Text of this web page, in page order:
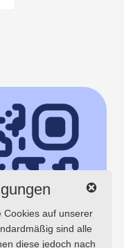
Cookies auf unserer
sind alle
diese jedoch nach